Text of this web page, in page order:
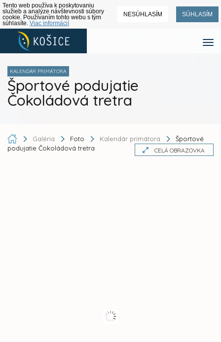
Tento web používa k poskytovaniu
služieb a analýze návštevnosti súbory
cookie. Používaním tohto webu s tým
súhlasíte. Viac informácií
NESÚHLASÍM SÚHLASÍM
KALENDÁR PRIMÁTORA
Športové podujatie
Čokoládová tretra
Galéria Foto Kalendár primátora
Športové
podujatie Čokoládová tretra
CELÁ OBRAZOVKA